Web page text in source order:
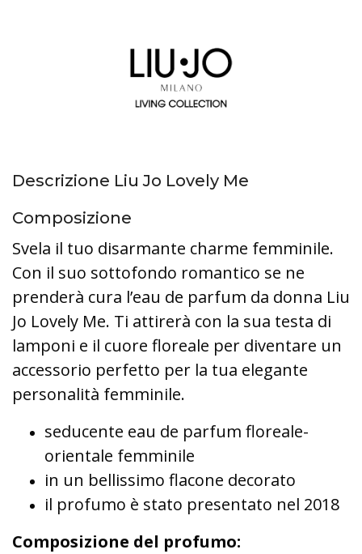
Descrizione Liu Jo Lovely Me
Composizione
Svela il tuo disarmante charme femminile.
Con il suo sottofondo romantico se ne
prenderà cura l’eau de parfum da donna Liu
Jo Lovely Me. Ti attirerà con la sua testa di
lamponi e il cuore floreale per diventare un
accessorio perfetto per la tua elegante
personalità femminile.
seducente eau de parfum floreale-
orientale femminile
in un bellissimo flacone decorato
il profumo è stato presentato nel 2018
Composizione del profumo: